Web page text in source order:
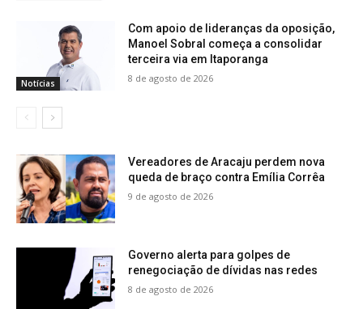
Notícias
Com apoio de lideranças da oposição,
Manoel Sobral começa a consolidar
terceira via em Itaporanga
8 de agosto de 2026
Vereadores de Aracaju perdem nova
queda de braço contra Emília Corrêa
9 de agosto de 2026
Governo alerta para golpes de
renegociação de dívidas nas redes
8 de agosto de 2026